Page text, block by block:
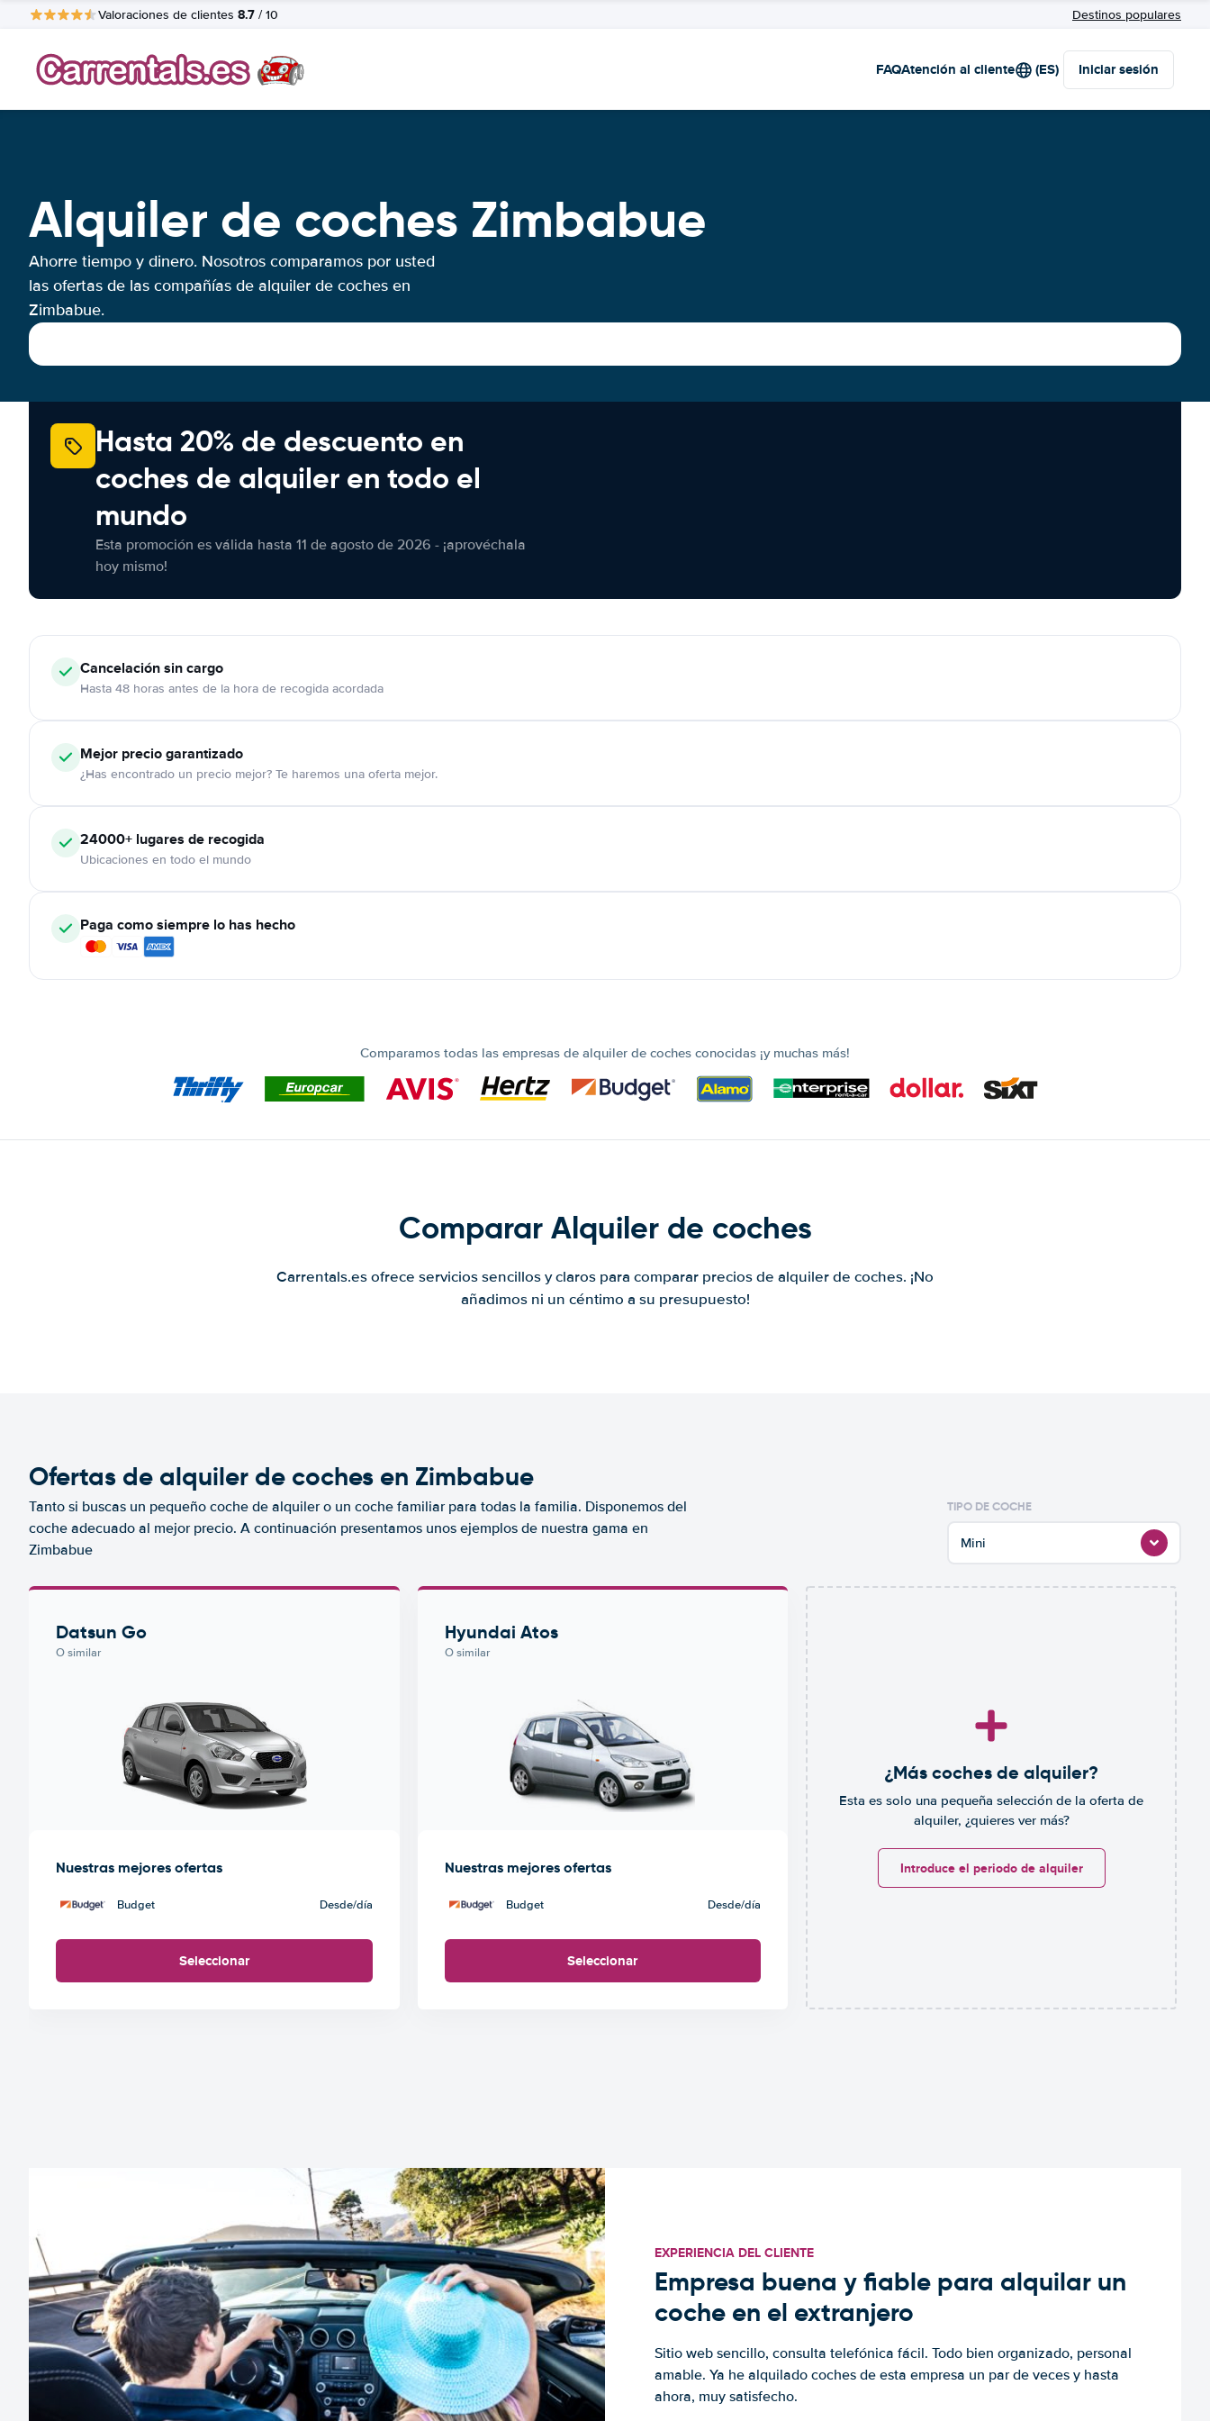
Valoraciones de clientes 8.7 / 10 Destinos populares
FAQAtención al cliente (ES) Iniciar sesión
Alquiler de coches Zimbabue
Ahorre tiempo y dinero. Nosotros comparamos por usted
las ofertas de las compañías de alquiler de coches en
Zimbabue.
Hasta 20% de descuento en
coches de alquiler en todo el
mundo
Esta promoción es válida hasta 11 de agosto de 2026 - ¡aprovéchala
hoy mismo!
Cancelaciónsin cargo
Hasta 48 horas antes de la hora de recogida acordada
Mejor precio garantizado
¿Has encontrado un precio mejor? Te haremos una oferta mejor.
24000+ lugares de recogida
Ubicaciones en todo el mundo
Paga como siempre lo has hecho
Comparamos todas las empresas de alquiler de coches conocidas ¡y muchas más!
Comparar Alquiler de coches
Carrentals.es ofrece servicios sencillos y claros para comparar precios de alquiler de coches. ¡No
añadimos ni un céntimo a su presupuesto!
Ofertas de alquiler de coches en Zimbabue
Tanto si buscas un pequeño coche de alquiler o un coche familiar para todas la familia. Disponemos del
coche adecuado al mejor precio. A continuación presentamos unos ejemplos de nuestra gama en
Zimbabue
TIPO DE COCHE
Mini
Datsun Go
O similar
Nuestras mejores ofertas
Budget Desde/día
Seleccionar
Hyundai Atos
O similar
Nuestras mejores ofertas
Budget Desde/día
Seleccionar
¿Más coches de alquiler?
Esta es solo una pequeña selección de la oferta de
alquiler, ¿quieres ver más?
Introduce el periodo de alquiler
EXPERIENCIA DEL CLIENTE
Empresa buena y fiable para alquilar un
coche en el extranjero
Sitio web sencillo, consulta telefónica fácil. Todo bien organizado, personal
amable. Ya he alquilado coches de esta empresa un par de veces y hasta
ahora, muy satisfecho.